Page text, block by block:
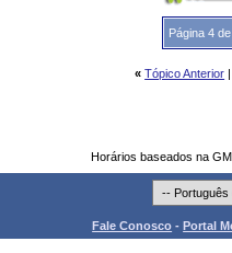
Página 4
« Tópico Anterior |
Horários baseados na
Fale Conosco -Portal